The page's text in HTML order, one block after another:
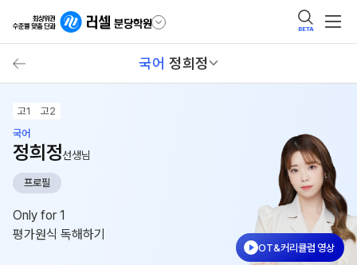
BETA
국어 정희정
고1
고2
국어
정희정선생님
프로필
Only for 1
평가원식 독해하기
OT&커리큘럼 영상